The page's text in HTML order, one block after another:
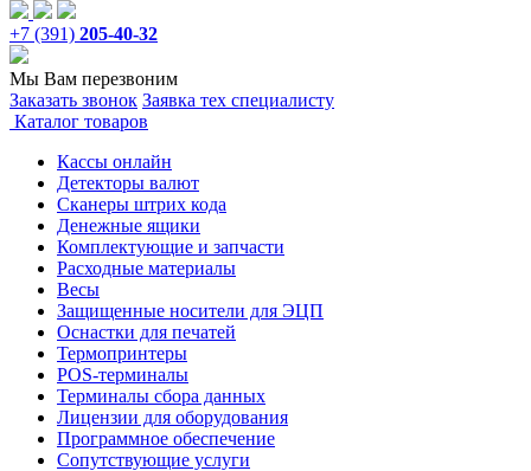
+7 (391) 205-40-32
Мы Вам перезвоним
Заказать звонок Заявка тех специалисту
Каталог товаров
Кассы онлайн
Детекторы валют
Сканеры штрих кода
Денежные ящики
Комплектующие и запчасти
Расходные материалы
Весы
Защищенные носители для ЭЦП
Оснастки для печатей
Термопринтеры
POS-терминалы
Терминалы сбора данных
Лицензии для оборудования
Программное обеспечение
Сопутствующие услуги